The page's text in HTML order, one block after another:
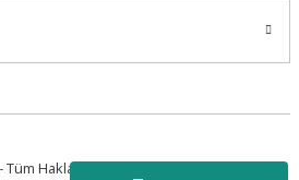
Hakları Saklıdır.Powered by Vegasis